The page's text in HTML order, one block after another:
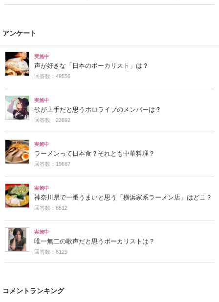
アンケート
実施中
声が好きな「日本のボーカリスト」は？
回答数：49556
実施中
歌が上手だと思うホロライブのメンバーは？
回答数：23892
実施中
ラーメンって日本食？それとも中華料理？
回答数：19667
実施中
神奈川県で一番うまいと思う「横浜家系ラーメン店」はどこ？
回答数：8512
実施中
唯一無二の歌声だと思うボーカリストは？
回答数：8129
コメントランキング